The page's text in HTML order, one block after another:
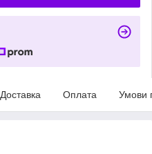
Доставка Оплата Умови